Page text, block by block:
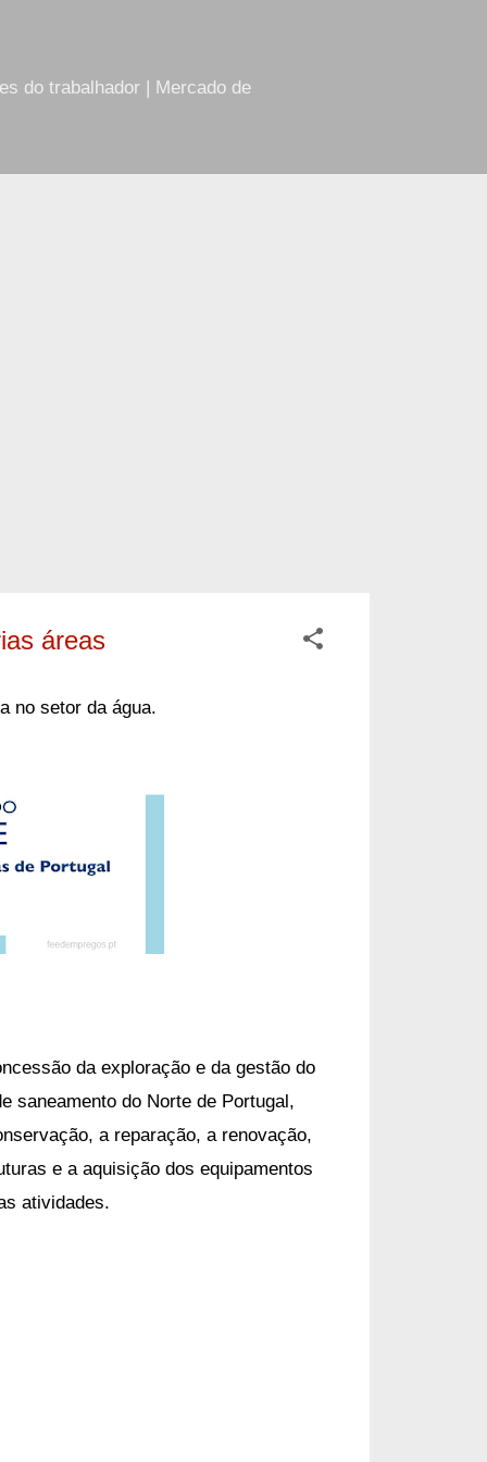
do trabalhador | Mercado de
áreas
no setor da água.
da exploração e da gestão do
saneamento do Norte de Portugal,
a reparação, a renovação,
e a aquisição dos equipamentos
atividades.